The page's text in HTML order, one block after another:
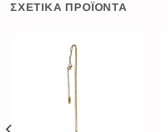
ΣΧΕΤΙΚΆ ΠΡΟΪΌΝΤΑ